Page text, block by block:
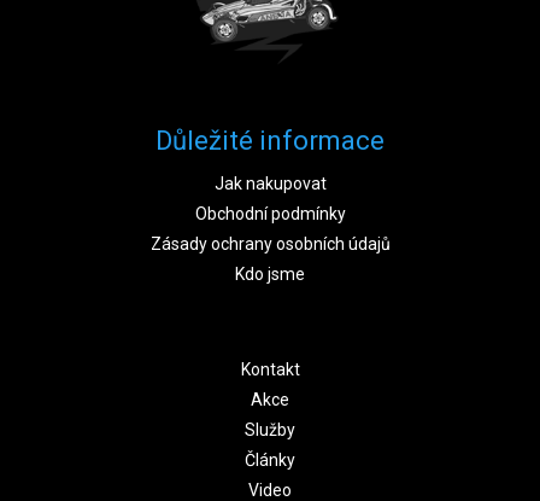
Důležité informace
Jak nakupovat
Obchodní podmínky
Zásady ochrany osobních údajů
Kdo jsme
Kontakt
Akce
Služby
Články
Video